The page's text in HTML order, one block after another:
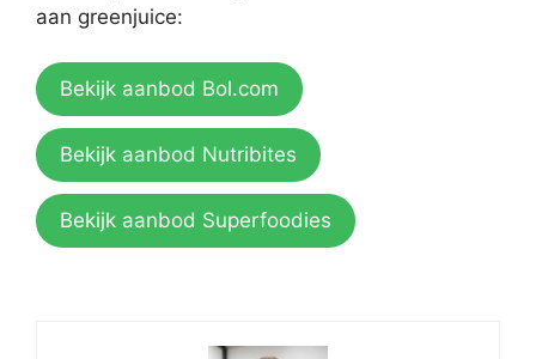
aan greenjuice:
Bekijk aanbod Bol.com
Bekijk aanbod Nutribites
Bekijk aanbod Superfoodies